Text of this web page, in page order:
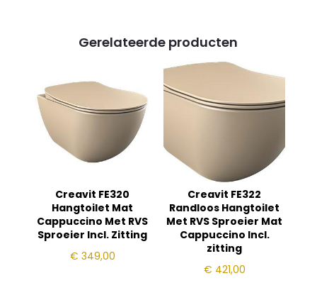
Gerelateerde producten
Creavit FE320
Hangtoilet Mat
Cappuccino Met RVS
Sproeier Incl. Zitting
€ 349,00
Creavit FE322
Randloos Hangtoilet
Met RVS Sproeier Mat
Cappuccino Incl.
zitting
€ 421,00